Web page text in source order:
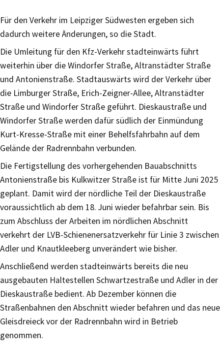
Für den Verkehr im Leipziger Südwesten ergeben sich
dadurch weitere Änderungen, so die Stadt.
Die Umleitung für den Kfz-Verkehr stadteinwärts führt
weiterhin über die Windorfer Straße, Altranstädter Straße
und Antonienstraße. Stadtauswärts wird der Verkehr über
die Limburger Straße, Erich-Zeigner-Allee, Altranstädter
Straße und Windorfer Straße geführt. Dieskaustraße und
Windorfer Straße werden dafür südlich der Einmündung
Kurt-Kresse-Straße mit einer Behelfsfahrbahn auf dem
Gelände der Radrennbahn verbunden.
Die Fertigstellung des vorhergehenden Bauabschnitts
Antonienstraße bis Kulkwitzer Straße ist für Mitte Juni 2025
geplant. Damit wird der nördliche Teil der Dieskaustraße
voraussichtlich ab dem 18. Juni wieder befahrbar sein. Bis
zum Abschluss der Arbeiten im nördlichen Abschnitt
verkehrt der LVB-Schienenersatzverkehr für Linie 3 zwischen
Adler und Knautkleeberg unverändert wie bisher.
Anschließend werden stadteinwärts bereits die neu
ausgebauten Haltestellen Schwartzestraße und Adler in der
Dieskaustraße bedient. Ab Dezember können die
Straßenbahnen den Abschnitt wieder befahren und das neue
Gleisdreieck vor der Radrennbahn wird in Betrieb
genommen.